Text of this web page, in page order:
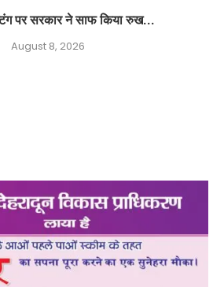
पर सरकार ने साफ किया रुख...
August 8, 2026